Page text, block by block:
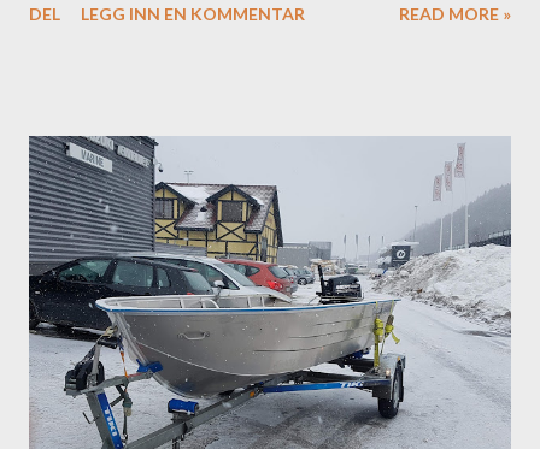
ikke minst at det passet seg sånn rent praktisk. At NM så ble et
har vi fått bekreftelsen: Abbor-NM 2018 Hurdalsjøen Lørdag
08.09.2018 Sett av datoen, legg inn søknad i familierådet, hos
arbeidsgiver og alle andre steder du måtte ønske å få disp, for
dette vil du virkelig få med deg. Og legg for all del turen innom
Villmarksbutikken ( fysisk eller på nett ) for å komplettere
abborutstyret med godis fra Pikewallis Friluftsliv før NM. Vi
kommer tilbake med mer info...
DEL LEGG INN EN KOMMENTAR READ MORE »